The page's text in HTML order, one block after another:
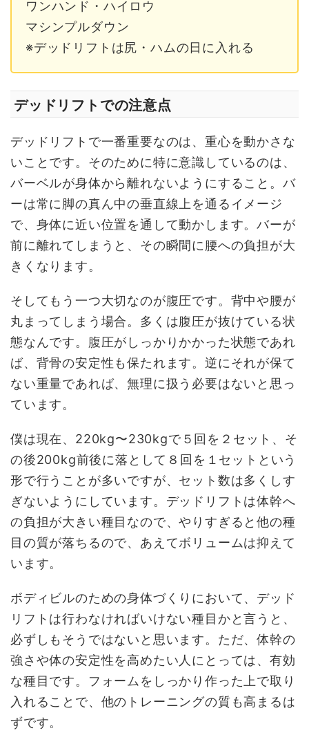
ワンハンド・ハイロウ
マシンプルダウン
※デッドリフトは尻・ハムの日に入れる
デッドリフトでの注意点
デッドリフトで一番重要なのは、重心を動かさな
いことです。そのために特に意識しているのは、
バーベルが身体から離れないようにすること。バ
ーは常に脚の真ん中の垂直線上を通るイメージ
で、身体に近い位置を通して動かします。バーが
前に離れてしまうと、その瞬間に腰への負担が大
きくなります。
そしてもう一つ大切なのが腹圧です。背中や腰が
丸まってしまう場合。多くは腹圧が抜けている状
態なんです。腹圧がしっかりかかった状態であれ
ば、背骨の安定性も保たれます。逆にそれが保て
ない重量であれば、無理に扱う必要はないと思っ
ています。
僕は現在、220kg〜230kgで５回を２セット、そ
の後200kg前後に落として８回を１セットという
形で行うことが多いですが、セット数は多くしす
ぎないようにしています。デッドリフトは体幹へ
の負担が大きい種目なので、やりすぎると他の種
目の質が落ちるので、あえてボリュームは抑えて
います。
ボディビルのための身体づくりにおいて、デッド
リフトは行わなければいけない種目かと言うと、
必ずしもそうではないと思います。ただ、体幹の
強さや体の安定性を高めたい人にとっては、有効
な種目です。フォームをしっかり作った上で取り
入れることで、他のトレーニングの質も高まるは
ずです。